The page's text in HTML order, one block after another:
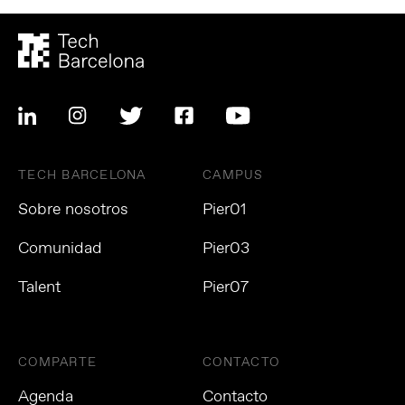
TECH BARCELONA
Sobre nosotros
Comunidad
Talent
CAMPUS
Pier01
Pier03
Pier07
COMPARTE
Agenda
CONTACTO
Contacto